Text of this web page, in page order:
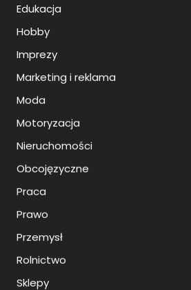
Edukacja
Hobby
Imprezy
Marketing i reklama
Moda
Motoryzacja
Nieruchomości
Obcojęzyczne
Praca
Prawo
Przemysł
Rolnictwo
Sklepy